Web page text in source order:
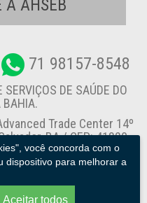
você concorda com o
dispositivo para melhorar a
Aceitar todos
A AHSEB
71 98157-8548
DE SAÚDE DO
BAHIA.
Trade Center 14º
BA / CEP: 41820-